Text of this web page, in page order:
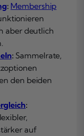
: Membership
aber deutlich
: Sammelrate,
den beiden
:
auf